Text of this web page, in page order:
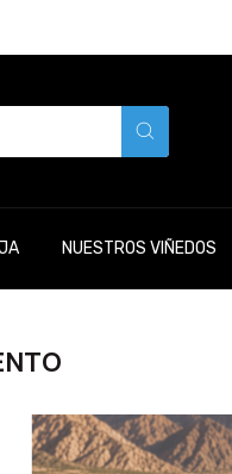
NUESTROS VIÑEDOS